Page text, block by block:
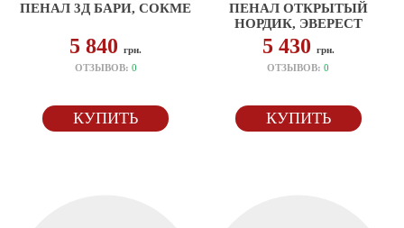
ПЕНАЛ 3Д БАРИ, СОКМЕ
5 840грн.
ОТЗЫВОВ: 0
КУПИТЬ
ПЕНАЛ ОТКРЫТЫЙ
НОРДИК, ЭВЕРЕСТ
5 430 грн.
ОТЗЫВОВ:0
КУПИТЬ